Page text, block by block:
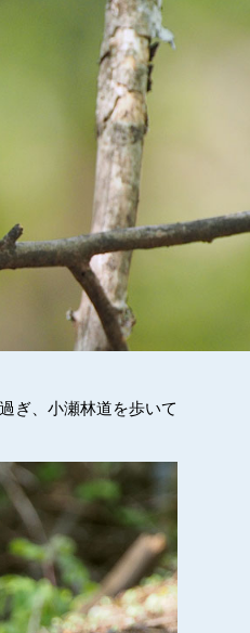
ぎ、小瀬林道を歩いて